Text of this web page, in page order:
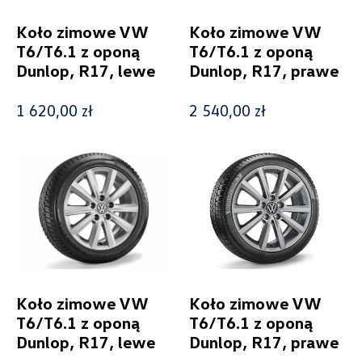
Koło zimowe VW
T6/T6.1 z oponą
Dunlop, R17, lewe
1 620,00 zł
Koło zimowe VW
T6/T6.1 z oponą
Dunlop, R17, prawe
2 540,00 zł
Koło zimowe VW
T6/T6.1 z oponą
Dunlop, R17, lewe
Koło zimowe VW
T6/T6.1 z oponą
Dunlop, R17, prawe
Wpisz lokalizację
Alexas Car Service